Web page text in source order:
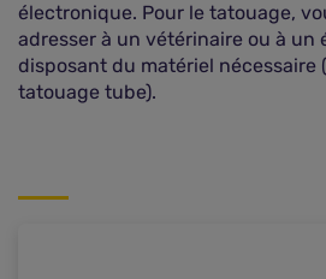
électronique. Pour le tatouage,
adresser à un vétérinaire ou à un
disposant du matériel nécessaire
tatouage tube).